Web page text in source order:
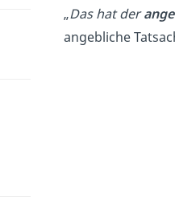
„Das hat der
angebliche